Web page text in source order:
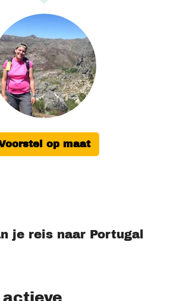
op maat
je reis naar Portugal